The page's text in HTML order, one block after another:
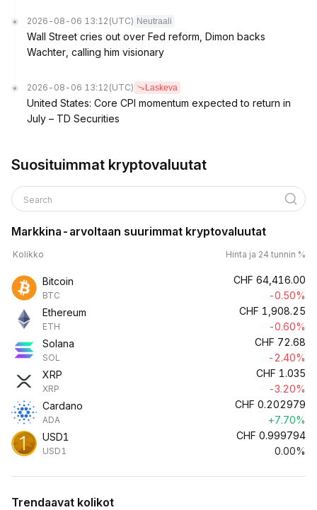
2026-08-06 13:12 (UTC) Neutraali
Wall Street cries out over Fed reform, Dimon backs
Wachter, calling him visionary
2026-08-06 13:12 (UTC) Laskeva
United States: Core CPI momentum expected to return in
July – TD Securities
Suosituimmat kryptovaluutat
Search
Markkina-arvoltaan suurimmat kryptovaluutat
Kolikko Hinta ja 24 tunnin %
Bitcoin
BTC
CHF 64,416.00
-0.50%
Ethereum
ETH
CHF 1,908.25
-0.60%
Solana
SOL
CHF 72.68
-2.40%
XRP
XRP
CHF 1.035
-3.20%
Cardano
ADA
CHF 0.202979
+7.70%
USD1
USD1
CHF 0.999794
0.00%
Trendaavat kolikot